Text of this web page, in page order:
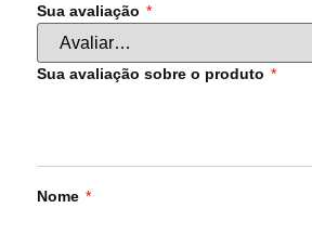
Sua avaliação *
Sua avaliação sobre o produto *
Nome *